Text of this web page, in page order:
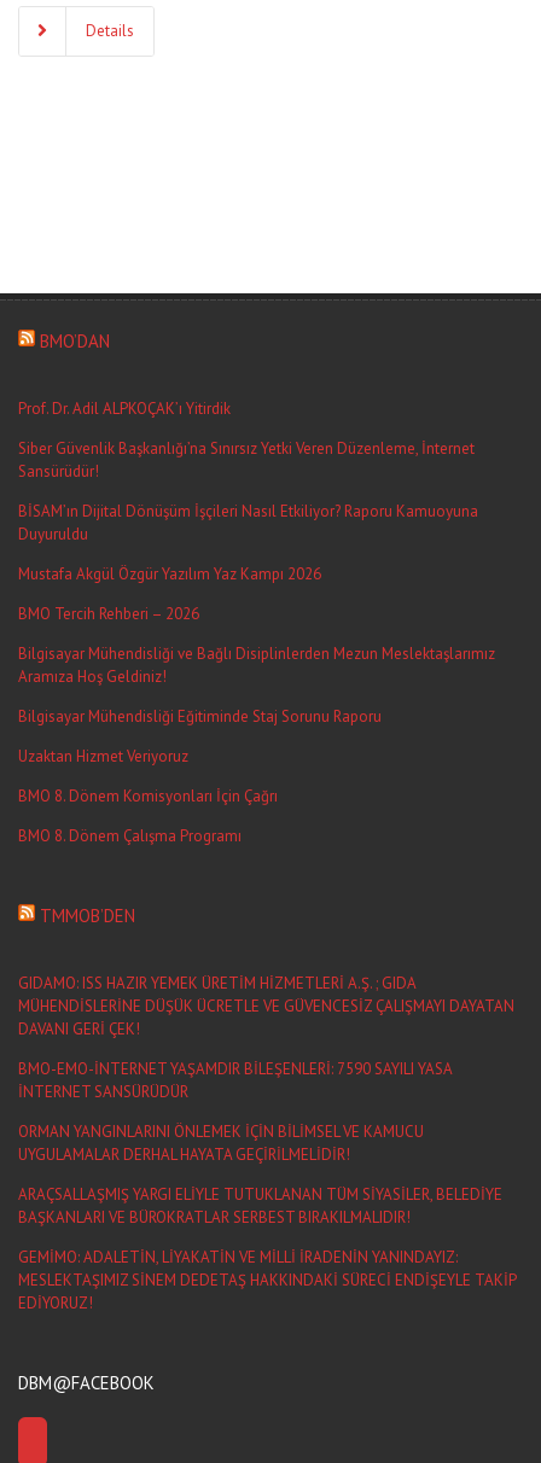
Details
BMO’DAN
Prof. Dr. Adil ALPKOÇAK’ı Yitirdik
Siber Güvenlik Başkanlığı’na Sınırsız Yetki Veren Düzenleme, İnternet
Sansürüdür!
BİSAM’ın Dijital Dönüşüm İşçileri Nasıl Etkiliyor? Raporu Kamuoyuna
Duyuruldu
Mustafa Akgül Özgür Yazılım Yaz Kampı 2026
BMO Tercih Rehberi – 2026
Bilgisayar Mühendisliği ve Bağlı Disiplinlerden Mezun Meslektaşlarımız
Aramıza Hoş Geldiniz!
Bilgisayar Mühendisliği Eğitiminde Staj Sorunu Raporu
Uzaktan Hizmet Veriyoruz
BMO 8. Dönem Komisyonları İçin Çağrı
BMO 8. Dönem Çalışma Programı
TMMOB’DEN
GIDAMO: ISS HAZIR YEMEK ÜRETİM HİZMETLERİ A.Ş. ; GIDA
MÜHENDİSLERİNE DÜŞÜK ÜCRETLE VE GÜVENCESİZ ÇALIŞMAYI DAYATAN
DAVANI GERİ ÇEK!
BMO-EMO-İNTERNET YAŞAMDIR BİLEŞENLERİ: 7590 SAYILI YASA
İNTERNET SANSÜRÜDÜR
ORMAN YANGINLARINI ÖNLEMEK İÇİN BİLİMSEL VE KAMUCU
UYGULAMALAR DERHAL HAYATA GEÇİRİLMELİDİR!
ARAÇSALLAŞMIŞ YARGI ELİYLE TUTUKLANAN TÜM SİYASİLER, BELEDİYE
BAŞKANLARI VE BÜROKRATLAR SERBEST BIRAKILMALIDIR!
GEMİMO: ADALETİN, LİYAKATİN VE MİLLİ İRADENİN YANINDAYIZ:
MESLEKTAŞIMIZ SİNEM DEDETAŞ HAKKINDAKİ SÜRECİ ENDİŞEYLE TAKİP
EDİYORUZ!
DBM@FACEBOOK